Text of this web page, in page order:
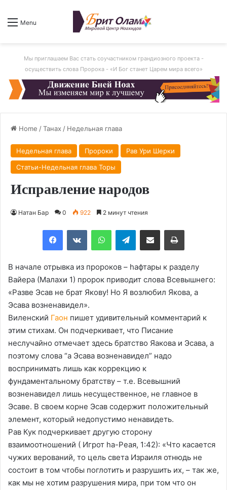
Menu
Мы приглашаем Вас стать соучастником грандиозного проекта -
осуществить слова Пророка - «И Бог станет Царем мира всего»
Home /Танах / Недельная глава
Недельная глава Пророки
Рав Ури Шерки
Статьи-Недельная глава Торы
Исправление народов
Натан Бар 0 922 2 минут чтения
FacebookVKontakteWhatsAppTelegramShare via Email Print
В начале отрывка из пророков – hафтары к разделу
Вайера (Малахи 1) пророк приводит слова Всевышнего:
«Разве Эсав не брат Якову! Но Я возлюбил Якова, а
Эсава возненавидел».
Виленский Гаон пишет удивительный комментарий к
этим стихам. Он подчеркивает, что Писание
неслучайно отмечает здесь братство Яакова и Эсава, а
поэтому слова “а Эсава возненавидел” надо
воспринимать лишь как коррекцию к
фундаментальному братству – т.е. Всевышний
возненавидел лишь несущественное, не главное в
Эсаве. В своем корне Эсав содержит положительный
элемент, который недопустимо ненавидеть.
Рав Кук подчеркивает другую сторону
взаимоотношений ( Игрот hа-Реая, 1:42): «Что касается
чужих верований, то цель света Израиля отнюдь не
состоит в том чтобы поглотить и разрушить их, – так же,
как мы не хотим разрушения мира, при том что он